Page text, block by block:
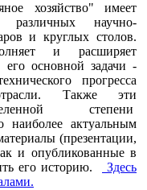
хозяйство" имеет
различных научно-
и круглых столов.
и расширяет
основной задачи -
прогресса
Также эти
степени
наиболее актуальным
(презентации,
и опубликованные в
его историю.
Здесь
.